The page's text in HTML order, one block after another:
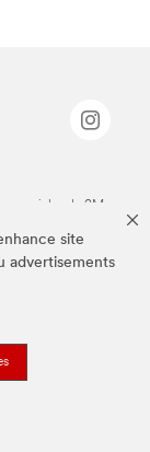
site
advertisements
de 3M.